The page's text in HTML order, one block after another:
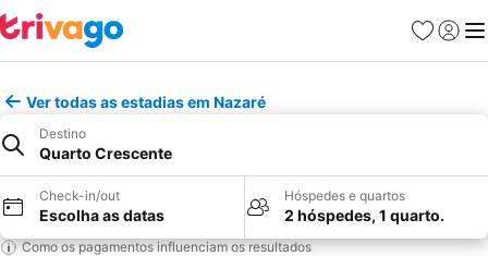
Favoritos
Iniciar
Ver todas as estadias em Nazaré
Destino
Quarto Crescente
Check-in/out
Escolha as datas
Hóspedes e quartos
2 hóspedes, 1 quarto.
Como os pagamentos influenciam os resultados